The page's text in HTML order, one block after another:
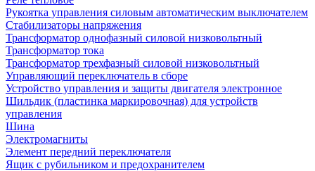
Рукоятка управления силовым автоматическим выключателем
Стабилизаторы напряжения
Трансформатор однофазный силовой низковольтный
Трансформатор тока
Трансформатор трехфазный силовой низковольтный
Управляющий переключатель в сборе
Устройство управления и защиты двигателя электронное
Шильдик (пластинка маркировочная) для устройств
управления
Шина
Электромагниты
Элемент передний переключателя
Ящик с рубильником и предохранителем